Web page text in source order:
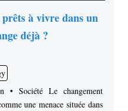
prêts à vivre dans un
déjà ?
• Société Le changement
une menace située dans